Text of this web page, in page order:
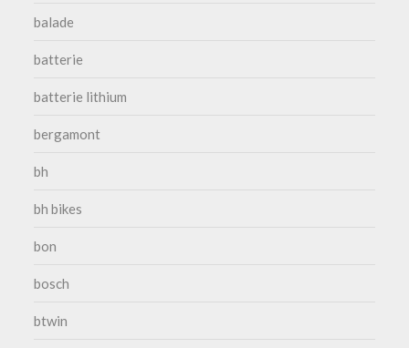
balade
batterie
batterie lithium
bergamont
bh
bh bikes
bon
bosch
btwin